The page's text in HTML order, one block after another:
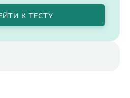
К ТЕСТУ